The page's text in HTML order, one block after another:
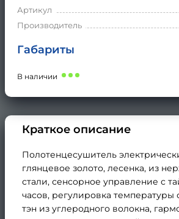
Артикул
Производитель
Габариты
В наличии
Краткое описание
Полотенцесушитель
глянцевое золото, лесенка, из
стали, сенсорное управление с
часов, регулировка температуры
тэн из углеродного волокна,